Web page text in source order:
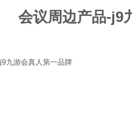
会议周边产品-j9
j9九游会真人第一品牌